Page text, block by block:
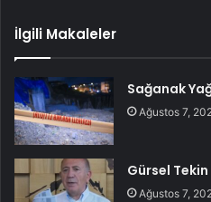
İlgili Makaleler
Sağanak
Ağustos 7,
Gürsel
Ağustos 7,